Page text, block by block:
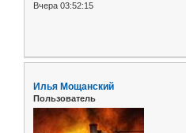
Вчера 03:52:15
Илья Мощанский
Пользователь